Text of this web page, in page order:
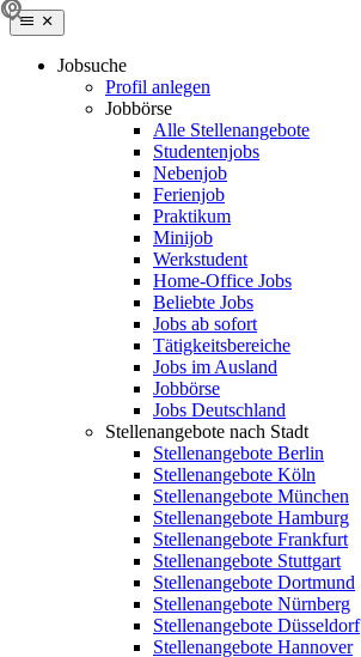
Jobsuche
Profil anlegen
Jobbörse
Alle Stellenangebote
Studentenjobs
Nebenjob
Ferienjob
Praktikum
Minijob
Werkstudent
Home-Office Jobs
Beliebte Jobs
Jobs ab sofort
Tätigkeitsbereiche
Jobs im Ausland
Jobbörse
Jobs Deutschland
Stellenangebote nach Stadt
Stellenangebote Berlin
Stellenangebote Köln
Stellenangebote München
Stellenangebote Hamburg
Stellenangebote Frankfurt
Stellenangebote Stuttgart
Stellenangebote Dortmund
Stellenangebote Nürnberg
Stellenangebote Düsseldorf
Stellenangebote Hannover